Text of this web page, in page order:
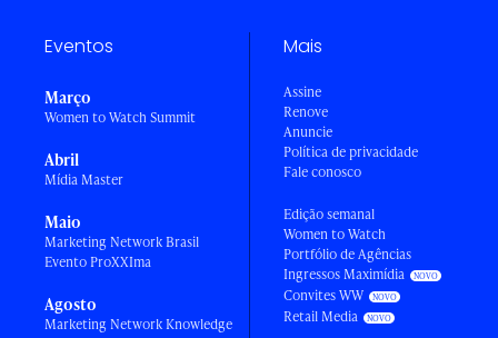
Eventos
Março
Women to Watch Summit
Abril
Mídia Master
Maio
Marketing Network Brasil
Evento ProXXIma
Agosto
Marketing Network Knowledge
Mais
Assine
Renove
Anuncie
Política de privacidade
Fale conosco
Edição semanal
Women to Watch
Portfólio de Agências
Ingressos Maximídia
Convites WW
Retail Media